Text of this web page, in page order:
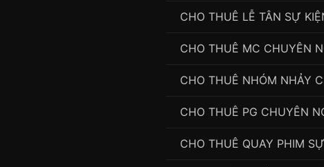
CHO THUÊ LỄ TÂN SỰ
CHO THUÊ MC CHUYÊN
CHO THUÊ NHÓM NHẢY
CHO THUÊ PG CHUYÊN
CHO THUÊ QUAY PHIM